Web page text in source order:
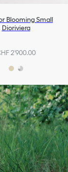
Blooming Small
Dioriviera
2'900.00